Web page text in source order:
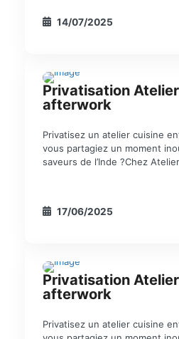
14/07/2025
PRIVATISATION
Privatisation
afterwork
Privatisez un atelier cuisine
vous partagiez un moment
saveurs de l’Inde ?Chez Atelier
17/06/2025
PRIVATISATION
Privatisation
afterwork
Privatisez un atelier cuisine